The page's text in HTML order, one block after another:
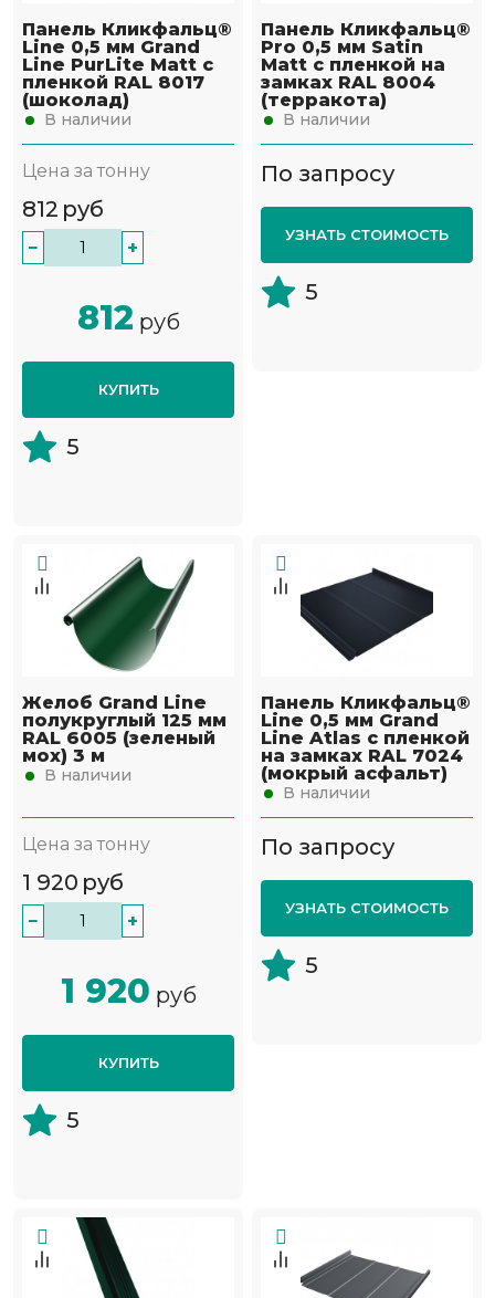
Панель Кликфальц®
Line 0,5 мм Grand
Line PurLite Мatt с
пленкой RAL 8017
(шоколад)
В наличии
Цена за тонну
812 руб
− +
812 руб
КУПИТЬ
5
Панель Кликфальц®
Pro 0,5 мм Satin
Мatt с пленкой на
замках RAL 8004
(терракота)
В наличии
По запросу
УЗНАТЬ СТОИМОСТЬ
5
Желоб Grand Line
полукруглый 125 мм
RAL 6005 (зеленый
мох) 3 м
В наличии
Цена за тонну
1 920 руб
− +
1 920 руб
КУПИТЬ
5
Панель Кликфальц®
Line 0,5 мм Grand
Line Atlas с пленкой
на замках RAL 7024
(мокрый асфальт)
В наличии
По запросу
УЗНАТЬ СТОИМОСТЬ
5